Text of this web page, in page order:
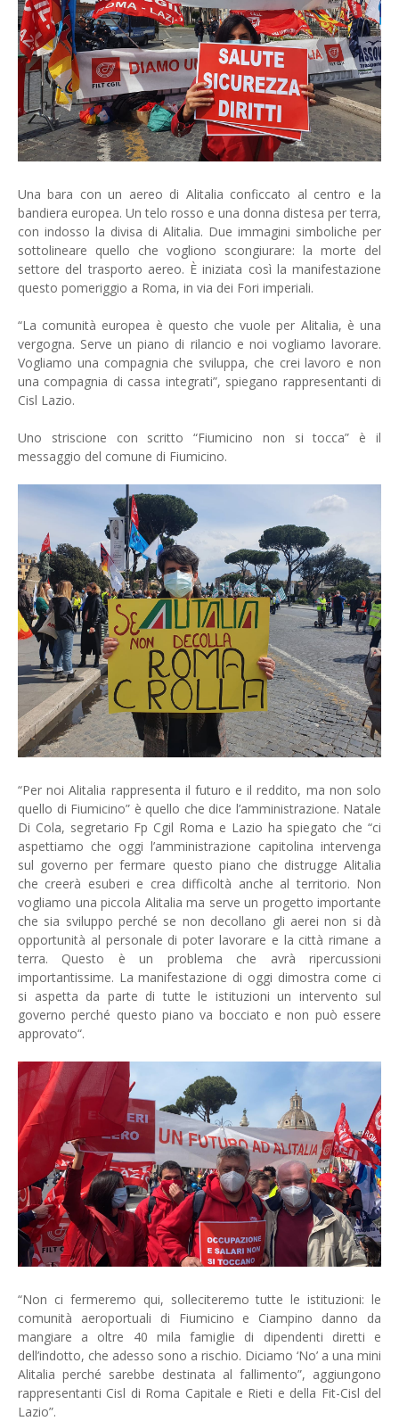
Una bara con un aereo di Alitalia conficcato al centro e la
bandiera europea. Un telo rosso e una donna distesa per terra,
con indosso la divisa di Alitalia. Due immagini simboliche per
sottolineare quello che vogliono scongiurare: la morte del
settore del trasporto aereo. È iniziata così la manifestazione
questo pomeriggio a Roma, in via dei Fori imperiali.
“La comunità europea è questo che vuole per Alitalia, è una
vergogna. Serve un piano di rilancio e noi vogliamo lavorare.
Vogliamo una compagnia che sviluppa, che crei lavoro e non
una compagnia di cassa integrati”, spiegano rappresentanti di
Cisl Lazio.
Uno striscione con scritto “Fiumicino non si tocca” è il
messaggio del comune di Fiumicino.
“Per noi Alitalia rappresenta il futuro e il reddito, ma non solo
quello di Fiumicino” è quello che dice l’amministrazione. Natale
Di Cola, segretario Fp Cgil Roma e Lazio ha spiegato che “ci
aspettiamo che oggi l’amministrazione capitolina intervenga
sul governo per fermare questo piano che distrugge Alitalia
che creerà esuberi e crea difficoltà anche al territorio. Non
vogliamo una piccola Alitalia ma serve un progetto importante
che sia sviluppo perché se non decollano gli aerei non si dà
opportunità al personale di poter lavorare e la città rimane a
terra. Questo è un problema che avrà ripercussioni
importantissime. La manifestazione di oggi dimostra come ci
si aspetta da parte di tutte le istituzioni un intervento sul
governo perché questo piano va bocciato e non può essere
approvato“.
“Non ci fermeremo qui, solleciteremo tutte le istituzioni: le
comunità aeroportuali di Fiumicino e Ciampino danno da
mangiare a oltre 40 mila famiglie di dipendenti diretti e
dell’indotto, che adesso sono a rischio. Diciamo ‘No’ a una mini
Alitalia perché sarebbe destinata al fallimento”, aggiungono
rappresentanti Cisl di Roma Capitale e Rieti e della Fit-Cisl del
Lazio”.